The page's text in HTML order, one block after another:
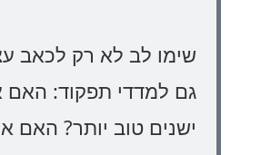
שימו לב לא רק לכאב
גם למדדי תפקוד:
ישנים טוב יותר? האם